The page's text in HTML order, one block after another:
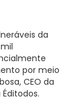
da
por meio
CEO da